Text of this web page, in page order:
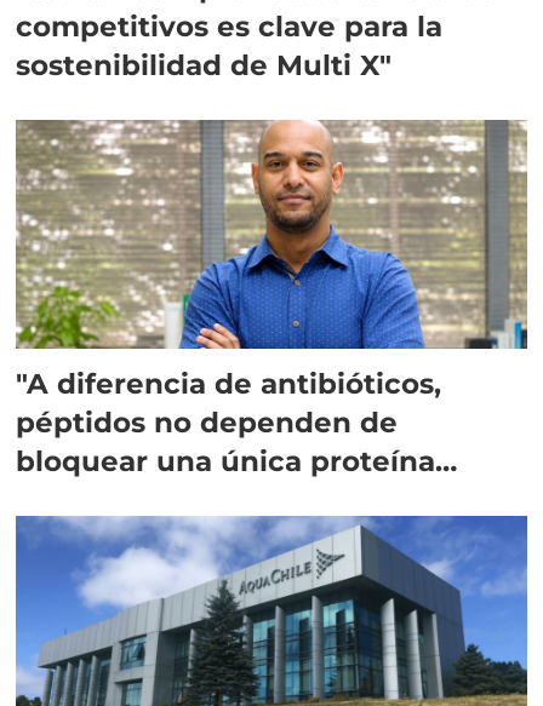
competitivos es clave para la
sostenibilidad de Multi X"
"A diferencia de antibióticos,
péptidos no dependen de
bloquear una única proteína